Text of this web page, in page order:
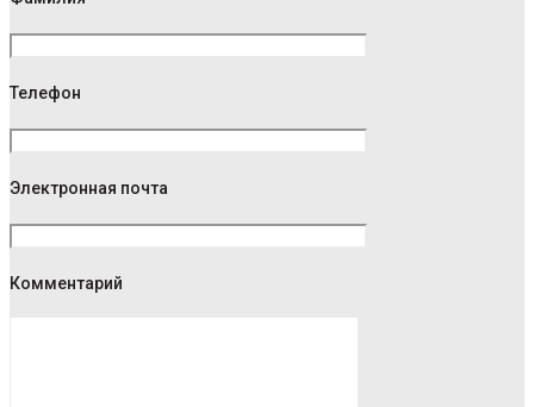
Телефон
Электронная почта
Комментарий